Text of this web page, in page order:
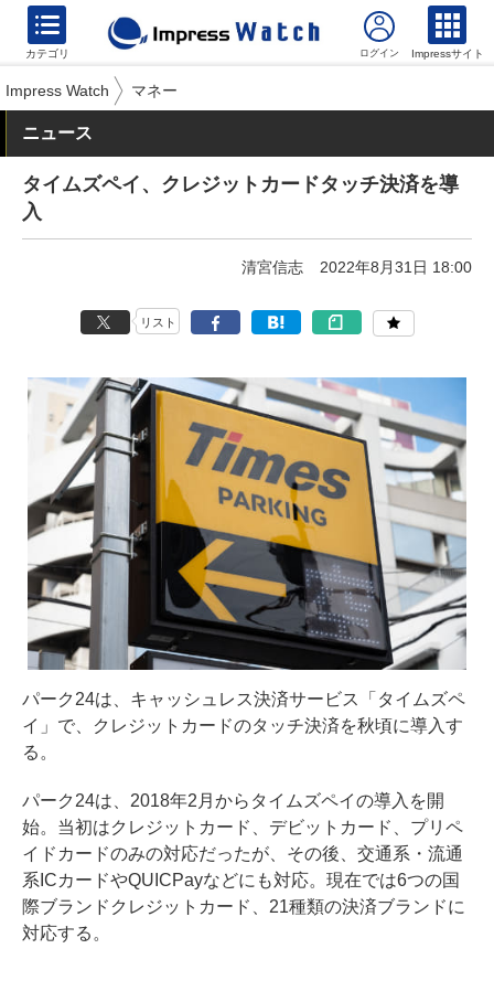
カテゴリ Impressサイト
Impress Watch マネー
ニュース
タイムズペイ、クレジットカードタッチ決済を導
入
清宮信志 2022年8月31日 18:00
リスト
パーク24は、キャッシュレス決済サービス「タイムズペ
イ」で、クレジットカードのタッチ決済を秋頃に導入す
る。
パーク24は、2018年2月からタイムズペイの導入を開
始。当初はクレジットカード、デビットカード、プリペ
イドカードのみの対応だったが、その後、交通系・流通
系ICカードやQUICPayなどにも対応。現在では6つの国
際ブランドクレジットカード、21種類の決済ブランドに
対応する。